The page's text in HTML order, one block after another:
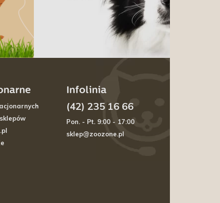
Infolinia
(42) 235 16 66
Pon. - Pt. 9:00 - 17:00
sklep@zoozone.pl